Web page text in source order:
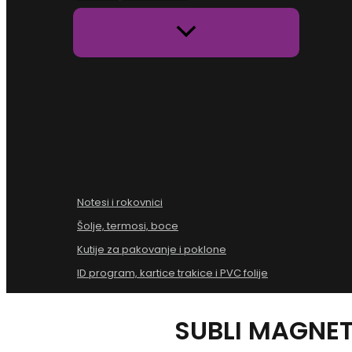
Notesi i rokovnici
Šolje, termosi, boce
Kutije za pakovanje i poklone
ID program, kartice trakice i PVC folije
SUBLI